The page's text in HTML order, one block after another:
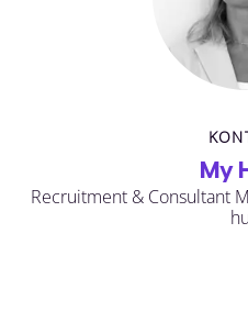
My
Recruitment & Consultant